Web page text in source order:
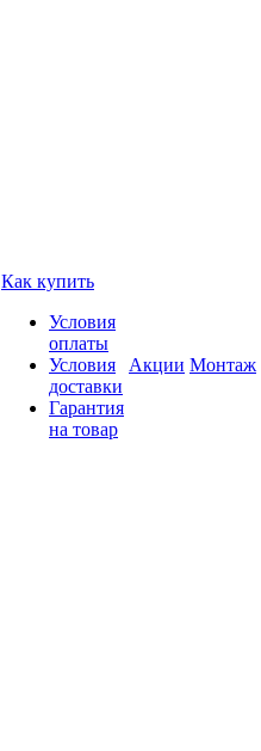
Как купить
Условия
оплаты
Условия
доставки
Гарантия
на товар
Акции Монтаж